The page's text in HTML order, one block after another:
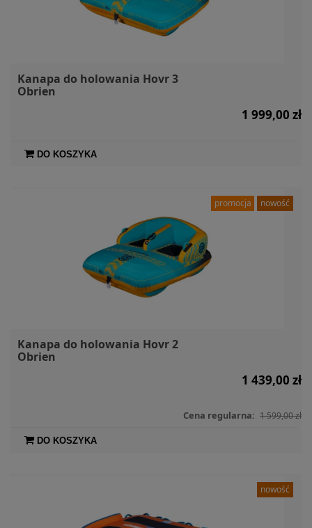
Kanapa do holowania Hovr 3
Obrien
1 999,00 zł
DO KOSZYKA
Kanapa do holowania Hovr 2
Obrien
1 439,00 zł
Cena regularna: 1 599,00 zł
DO KOSZYKA
promocja nowość
nowość